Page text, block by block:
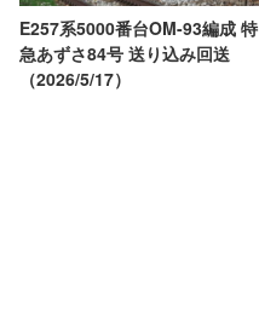
E257系5000番台OM-93編成 特
急あずさ84号 送り込み回送
（2026/5/17）